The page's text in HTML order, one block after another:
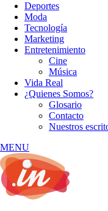
Deportes
Moda
Tecnología
Marketing
Entretenimiento
Cine
Música
Vida Real
¿Quienes Somos?
Glosario
Contacto
Nuestros
MENU